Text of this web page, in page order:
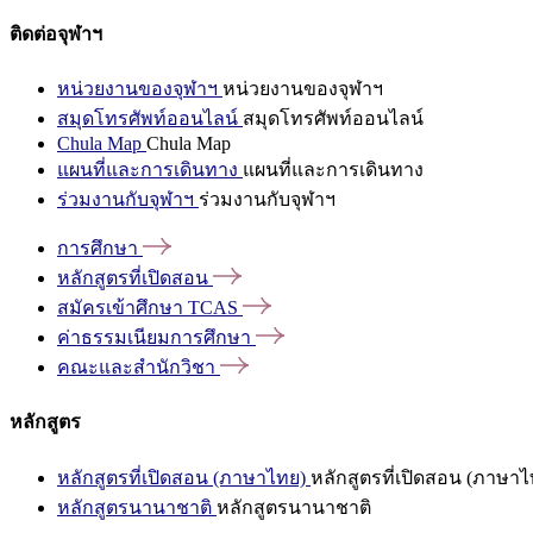
ติดต่อจุฬาฯ
หน่วยงานของจุฬาฯ หน่วยงานของจุฬาฯ
สมุดโทรศัพท์ออนไลน์ สมุดโทรศัพท์ออนไลน์
Chula Map Chula Map
แผนที่และการเดินทาง แผนที่และการเดินทาง
ร่วมงานกับจุฬาฯ ร่วมงานกับจุฬาฯ
การศึกษา
หลักสูตรที่เปิดสอน
สมัครเข้าศึกษา TCAS
ค่าธรรมเนียมการศึกษา
คณะและสำนักวิชา
หลักสูตร
หลักสูตรที่เปิดสอน (ภาษาไทย) หลักสูตรที่เปิดสอน (ภาษาไ
หลักสูตรนานาชาติ หลักสูตรนานาชาติ